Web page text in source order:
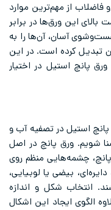
فاضلاب از مهم‌ترین موارد
این ورق‌ها در برابر
آسان، آن‌ها را به
تبدیل کرده است. در این
ورق پانچ استیل در اختیار
استیل در تصفیه آب و
شویم. ورق پانچ در اصل
چشمه‌هایی منظم روی
بیضی یا لوبیایی،
انتخاب شکل و اندازه
الگوی ایجاد این اشکال